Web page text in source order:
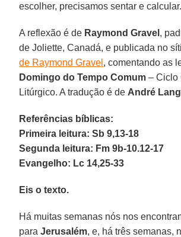
escolher, precisamos sentar e calcular.
A reflexão é de Raymond Gravel ,
de Joliette, Canadá, e publicada no
de Raymond Gravel , comentando as
Domingo do Tempo Comum – Ciclo
Litúrgico. A tradução é de André
Referências bíblicas:
Primeira leitura: Sb 9,13-18
Segunda leitura: Fm 9b-10.12-17
Evangelho: Lc 14,25-33
Eis o texto.
Há muitas semanas nós nos
paraJerusalém, e, há três semanas,